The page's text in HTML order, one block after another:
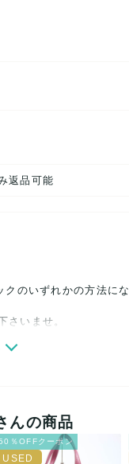
返品可能
のいずれかの方法に
さいませ。
異なりますので、
ざいましたら、レビ
んの商品
％OFFクーポン